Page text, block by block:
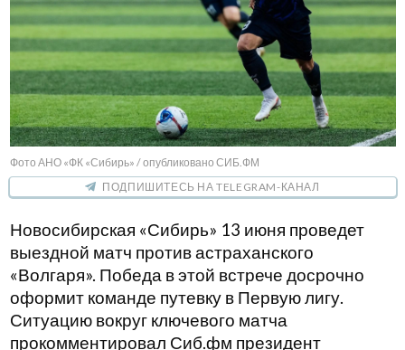
Фото АНО «ФК «Сибирь» / опубликовано СИБ.ФМ
ПОДПИШИТЕСЬ НА TELEGRAM-КАНАЛ
Новосибирская «Сибирь» 13 июня проведет
выездной матч против астраханского
«Волгаря». Победа в этой встрече досрочно
оформит команде путевку в Первую лигу.
Ситуацию вокруг ключевого матча
прокомментировал Сиб.фм президент